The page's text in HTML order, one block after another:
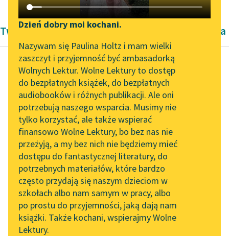
Katalog DAISY
Podkasty o książkach
Zgłoś brak utworu
Aktualności
„Prokurator Alicja Horn”
do słuchania
Byliśmy częścią AI Impact
Lab
Zapraszamy na spotkanie
online z tłumaczkami
literatury skandynawskiej
Spotkanie z Katarzyną
Tunkiel w Oslo
102. lata temu zmarł
Joseph Conrad
Narzędzia
Mapa Wolnych Lektur
Leśmianator
Przewodnik dla piszących i
czytających
API
OAI-PMH
Widget Wolnych Lektur
Przypisy
Dzień dobry moi kochani.
Nazywam się Paulina Holtz i mam wielki
zaszczyt i przyjemność być ambasadorką
Wolnych Lektur. Wolne Lektury to dostęp
do bezpłatnych książek, do bezpłatnych
audiobooków i różnych publikacji. Ale oni
potrzebują naszego wsparcia. Musimy nie
tylko korzystać, ale także wspierać
finansowo Wolne Lektury, bo bez nas nie
przeżyją, a my bez nich nie będziemy mieć
dostępu do fantastycznej literatury, do
potrzebnych materiałów, które bardzo
często przydają się naszym dzieciom w
szkołach albo nam samym w pracy, albo
po prostu do przyjemności, jaką dają nam
książki. Także kochani, wspierajmy Wolne
Lektury.
Twórczość dramatyczna Maurice'a Maeterlincka
Maurice Maeterlinck
Joyzella
Ty śpisz, Ariello, ty siło
moja wewnętrzna,
potęgo zapomniana,
drzemiąca w każdej
duszy, a którą...
Czytaj więcej